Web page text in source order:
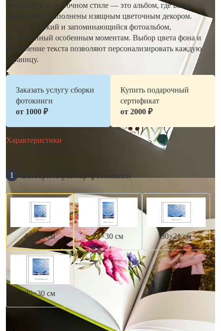
Фотокнига в цветочном стиле — это альбом, где ваши
фотографии дополнены изящным цветочным декором.
Создайте яркий и запоминающийся фотоальбом,
посвященный особенным моментам. Выбор цвета фона и
добавление текста позволяют персонализировать каждую
страницу.
Заказать услугу сборки
фотокниги
от 1000 ₽
Купить подарочный
сертификат
от 2000 ₽
Характеристики
1 Выберите размер фотокниги
21×21 см 21×30 см 30×21 см
30×30 см